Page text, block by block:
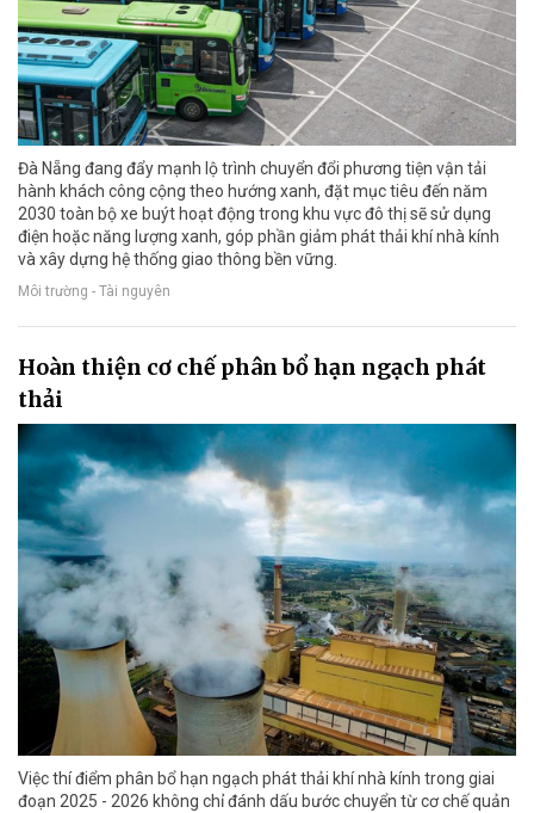
Đà Nẵng đang đẩy mạnh lộ trình chuyển đổi phương tiện vận tải
hành khách công cộng theo hướng xanh, đặt mục tiêu đến năm
2030 toàn bộ xe buýt hoạt động trong khu vực đô thị sẽ sử dụng
điện hoặc năng lượng xanh, góp phần giảm phát thải khí nhà kính
và xây dựng hệ thống giao thông bền vững.
Môi trường - Tài nguyên
Hoàn thiện cơ chế phân bổ hạn ngạch phát
thải
Việc thí điểm phân bổ hạn ngạch phát thải khí nhà kính trong giai
đoạn 2025 - 2026 không chỉ đánh dấu bước chuyển từ cơ chế quản